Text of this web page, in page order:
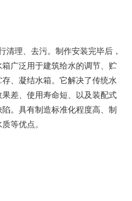
理、去污。制作安装完毕后，
广泛用于建筑给水的调节、贮
、凝结水箱。它解决了传统水
差、使用寿命短、以及装配式
。具有制造标准化程度高、制
等优点。